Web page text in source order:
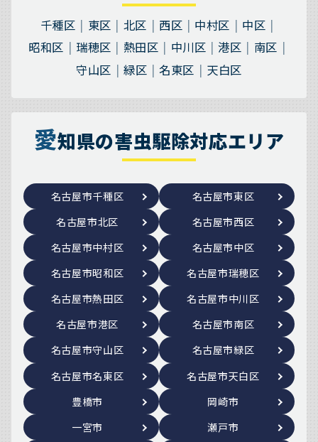
千種区 東区 北区 西区 中村区
中区
昭和区
瑞穂区 熱田区 中川区 港区
南区
守山区
緑区 名東区 天白区
愛知県の害虫駆除対応エリア
名古屋市千種区
名古屋市東区
名古屋市北区
名古屋市西区
名古屋市中村区
名古屋市中区
名古屋市昭和区
名古屋市瑞穂区
名古屋市熱田区
名古屋市中川区
名古屋市港区
名古屋市南区
名古屋市守山区
名古屋市緑区
名古屋市名東区
名古屋市天白区
豊橋市
岡崎市
一宮市
瀬戸市